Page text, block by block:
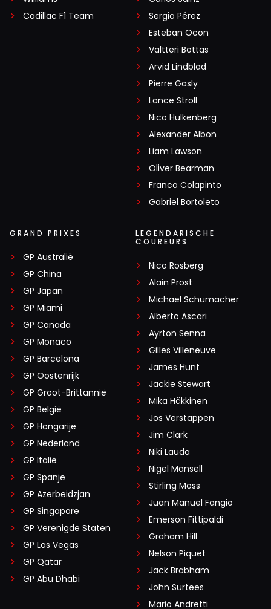
Cadillac F1 Team
Sergio Pérez
Esteban Ocon
Valtteri Bottas
Arvid Lindblad
Pierre Gasly
Lance Stroll
Nico Hülkenberg
Alexander Albon
Liam Lawson
Oliver Bearman
Franco Colapinto
Gabriel Bortoleto
GRAND PRIXES
GP Australië
GP China
GP Japan
GP Miami
GP Canada
GP Monaco
GP Barcelona
GP Oostenrijk
GP Groot-Brittannië
GP België
GP Hongarije
GP Nederland
GP Italië
GP Spanje
GP Azerbeidzjan
GP Singapore
GP Verenigde Staten
GP Las Vegas
GP Qatar
GP Abu Dhabi
LEGENDARISCHE
COUREURS
Nico Rosberg
Alain Prost
Michael Schumacher
Alberto Ascari
Ayrton Senna
Gilles Villeneuve
James Hunt
Jackie Stewart
Mika Häkkinen
Jos Verstappen
Jim Clark
Niki Lauda
Nigel Mansell
Stirling Moss
Juan Manuel Fangio
Emerson Fittipaldi
Graham Hill
Nelson Piquet
Jack Brabham
John Surtees
Mario Andretti